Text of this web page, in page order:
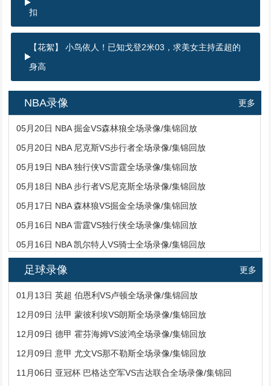
扣
【花絮】 小鸟依人！已知戈登2米03，求美女主持孟超的
身高
NBA录像 更多
05月20日 NBA 掘金VS森林狼全场录像/集锦回放
05月20日 NBA 尼克斯VS步行者全场录像/集锦回放
05月19日 NBA 独行侠VS雷霆全场录像/集锦回放
05月18日 NBA 步行者VS尼克斯全场录像/集锦回放
05月17日 NBA 森林狼VS掘金全场录像/集锦回放
05月16日 NBA 雷霆VS独行侠全场录像/集锦回放
05月16日 NBA 凯尔特人VS骑士全场录像/集锦回放
足球录像 更多
01月13日 英超 伯恩利VS卢顿全场录像/集锦回放
12月09日 法甲 蒙彼利埃VS朗斯全场录像/集锦回放
12月09日 德甲 霍芬海姆VS波鸿全场录像/集锦回放
12月09日 意甲 尤文VS那不勒斯全场录像/集锦回放
11月06日 亚冠杯 巴格达空军VS吉达联合全场录像/集锦回